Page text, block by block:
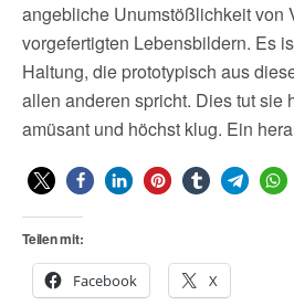
angebliche Unumstößlichkeit von
vorgefertigten Lebensbildern. Es
Haltung, die prototypisch aus
allen anderen spricht. Dies tut sie
amüsant und höchst klug. Ein
Teilen mit:
Facebook X